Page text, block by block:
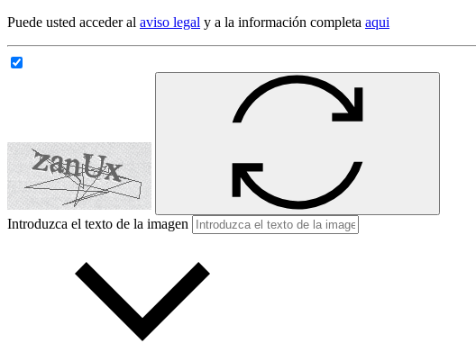
Puede usted acceder al aviso legal y a la información completa aqui
Introduzca el texto de la imagen